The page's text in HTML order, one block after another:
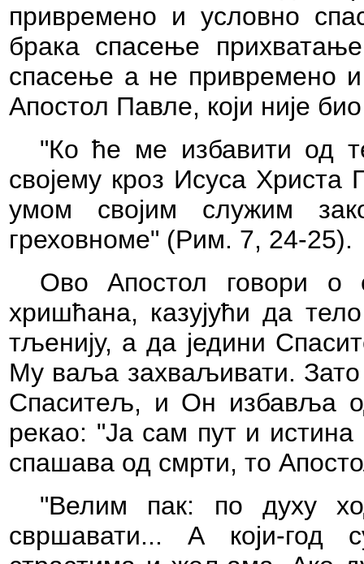
привремено и условно
брака спасење
спасење а не привремено и
Апостол Павле, који није
"Ко ће ме избавити од
својему кроз Исуса Христа
умом својим служим
греховноме" (Рим. 7, 24-25).
Ово Апостол говори о
хришћана, казујући да
тљенију, а да једини
Му ваља захваљивати.
Спаситељ, и Он избавља
рекао: "Ја сам пут и
спашава од смрти, то
"Велим пак: по духу
свршавати... А који-год